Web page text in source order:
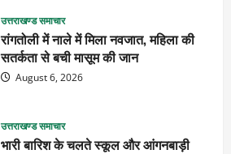
उत्तराखण्ड समाचार
रांगतोली में नाले में मिला नवजात, महिला की
सतर्कता से बची मासूम की जान
August 6, 2026
उत्तराखण्ड समाचार
भारी बारिश के चलते स्कूल और आंगनबाड़ी